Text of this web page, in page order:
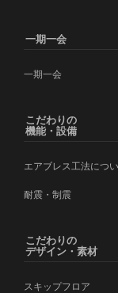
一期一会
一期一会
こだわりの
機能・設備
エアブレス工法につ
耐震・制震
こだわりの
デザイン・素材
スキップフロア